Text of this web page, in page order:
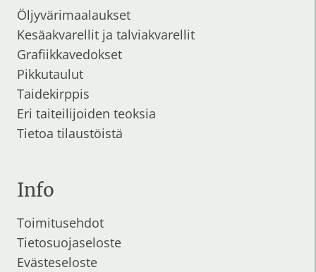
Öljyvärimaalaukset
Kesäakvarellit ja talviakvarellit
Grafiikkavedokset
Pikkutaulut
Taidekirppis
Eri taiteilijoiden teoksia
Tietoa tilaustöistä
Info
Toimitusehdot
Tietosuojaseloste
Evästeseloste